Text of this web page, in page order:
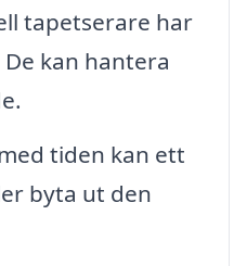
tapetserare har
kan hantera
tiden kan ett
byta ut den